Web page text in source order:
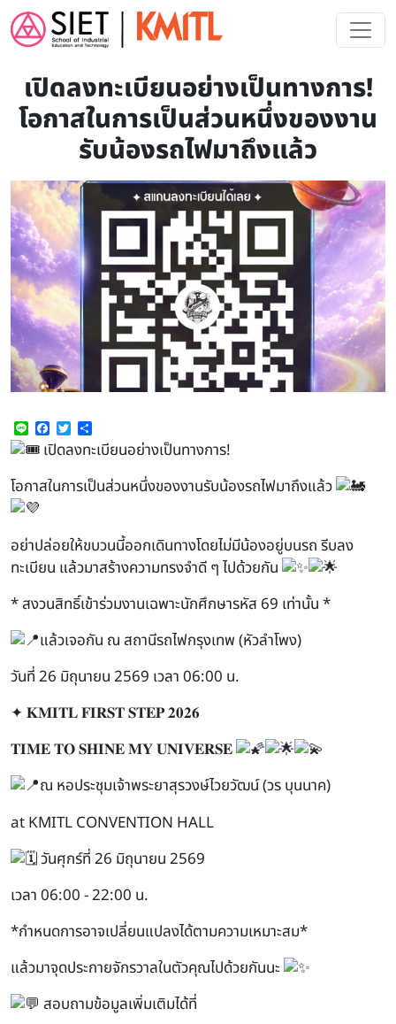
Skip to main content
เปิดลงทะเบียนอย่างเป็นทางการ!
โอกาสในการเป็นส่วนหนึ่งของงาน
รับน้องรถไฟมาถึงแล้ว
Line Facebook
Twitter
เปิดลงทะเบียนอย่างเป็นทางการ!
โอกาสในการเป็นส่วนหนึ่งของงานรับน้องรถไฟมาถึงแล้ว
อย่าปล่อยให้ขบวนนี้ออกเดินทางโดยไม่มีน้องอยู่บนรถ รีบลง
ทะเบียน แล้วมาสร้างความทรงจำดี ๆ ไปด้วยกัน
* สงวนสิทธิ์เข้าร่วมงานเฉพาะนักศึกษารหัส 69 เท่านั้น *
แล้วเจอกัน ณ สถานีรถไฟกรุงเทพ (หัวลำโพง)
วันที่ 26 มิถุนายน 2569 เวลา 06:00 น.
✦ 𝐊𝐌𝐈𝐓𝐋 𝐅𝐈𝐑𝐒𝐓 𝐒𝐓𝐄𝐏 𝟐𝟎𝟐𝟔
𝐓𝐈𝐌𝐄 𝐓𝐎 𝐒𝐇𝐈𝐍𝐄 𝐌𝐘 𝐔𝐍𝐈𝐕𝐄𝐑𝐒𝐄
ณ หอประชุมเจ้าพระยาสุรวงษ์ไวยวัฒน์ (วร บุนนาค)
at KMITL CONVENTION HALL
วันศุกร์ที่ 26 มิถุนายน 2569
เวลา 06:00 - 22:00 น.
*กำหนดการอาจเปลี่ยนแปลงได้ตามความเหมาะสม*
แล้วมาจุดประกายจักรวาลในตัวคุณไปด้วยกันนะ
สอบถามข้อมูลเพิ่มเติมได้ที่